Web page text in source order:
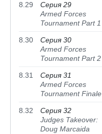
8.29
Серия 29
Armed Forces
Tournament Part 1
8.30
Серия 30
Armed Forces
Tournament Part 2
8.31
Серия 31
Armed Forces
Tournament Finale
8.32
Серия 32
Judges Takeover:
Doug Marcaida